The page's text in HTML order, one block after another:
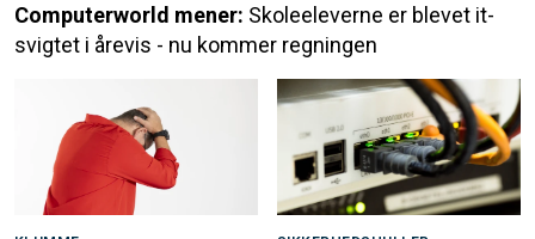
Computerworld mener: Skoleeleverne er blevet it-
svigtet i årevis - nu kommer regningen